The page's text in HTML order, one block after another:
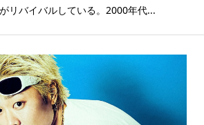
リバイバルしている。2000年代...